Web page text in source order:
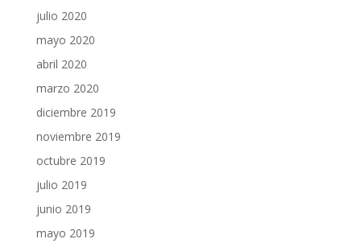
julio 2020
mayo 2020
abril 2020
marzo 2020
diciembre 2019
noviembre 2019
octubre 2019
julio 2019
junio 2019
mayo 2019